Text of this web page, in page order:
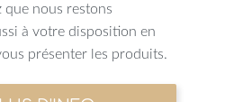
que nous restons
à votre disposition en
présenter les produits.